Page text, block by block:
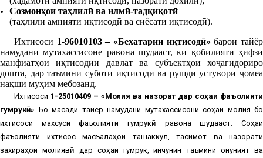
Созмонҳои таҳлилӣ ва илмӣ-тадқиқотӣ
(таҳлили амнияти иқтисодӣ ва сиёсати иқтисодӣ).
Ихтисоси 1-96010103 – «Бехатарии иқтисодӣ» барои тайёр
намудани мутахассисоне равона шудааст, ки қобилияти ҳифзи
манфиатҳои иқтисодии давлат ва субъектҳои хоҷагидориро
дошта, дар таъмини суботи иқтисодӣ ва рушди устувори ҷомеа
нақши муҳим мебозанд.
Ихтисоси 1-25010409 – «Молия ва назорат дар соҳаи фаъолияти
гумрукӣ» Бо мақсади тайёр намудани мутахассисони соҳаи молия бо
ихтисоси махсуси фаъолияти гумрукӣ равона шудааст. Соҳаи
фаъолияти ихтисос масъалаҳои ташаккул, тақсимот ва назорати
захираҳои молиявӣ дар соҳаи гумрук, инчунин таъмини қонуният ва